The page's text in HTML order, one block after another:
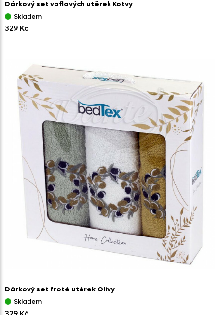
Dárkový set vaflových utěrek Kotvy
Skladem
329 Kč
Dárkový set froté utěrek Olivy
Skladem